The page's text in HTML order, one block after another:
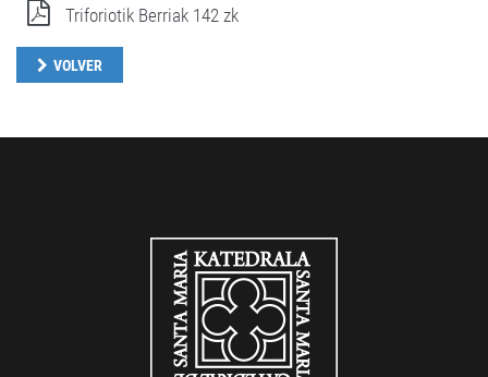
Triforiotik Berriak 142 zk
VOLVER